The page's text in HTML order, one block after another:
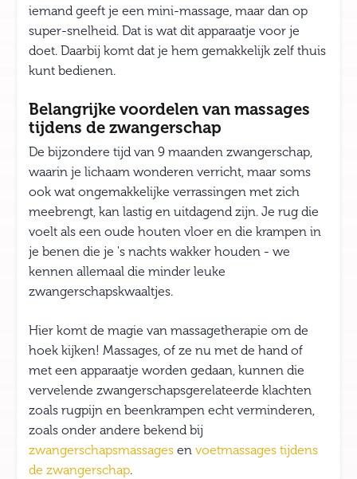
iemand geeft je een mini-massage, maar dan op
super-snelheid. Dat is wat dit apparaatje voor je
doet. Daarbij komt dat je hem gemakkelijk zelf thuis
kunt bedienen.
Belangrijke voordelen van massages
tijdens de zwangerschap
De bijzondere tijd van 9 maanden zwangerschap,
waarin je lichaam wonderen verricht, maar soms
ook wat ongemakkelijke verrassingen met zich
meebrengt, kan lastig en uitdagend zijn. Je rug die
voelt als een oude houten vloer en die krampen in
je benen die je 's nachts wakker houden - we
kennen allemaal die minder leuke
zwangerschapskwaaltjes.
Hier komt de magie van massagetherapie om de
hoek kijken! Massages, of ze nu met de hand of
met een apparaatje worden gedaan, kunnen die
vervelende zwangerschapsgerelateerde klachten
zoals rugpijn en beenkrampen echt verminderen,
zoals onder andere bekend bij
zwangerschapsmassages en voetmassages tijdens
de zwangerschap.